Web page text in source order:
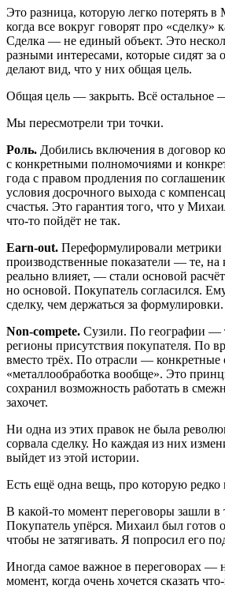
Это разница, которую легко потерять
когда все вокруг говорят про «сделку»
Сделка — не единый объект. Это
разными интересами, которые сидят за
делают вид, что у них общая цель.
Общая цель — закрыть. Всё остальное
Мы пересмотрели три точки.
Роль. Добились включения в договор
с конкретными полномочиями и
года с правом продления по
условия досрочного выхода с
счастья. Это гарантия того, что у
что-то пойдёт не так.
Earn-out. Переформулировали метрики
производственные показатели — те,
реально влияет, — стали основой
но основой. Покупатель согласился.
сделку, чем держаться за формулировки.
Non-compete. Сузили. По географии —
регионы присутствия покупателя. По
вместо трёх. По отрасли — конкретные
«металлообработка вообще». Это
сохранил возможность работать в
захочет.
Ни одна из этих правок не была
сорвала сделку. Но каждая из них
выйдет из этой истории.
Есть ещё одна вещь, про которую редко
В какой-то момент переговоры зашли в
Покупатель упёрся. Михаил был готов
чтобы не затягивать. Я попросил его
Иногда самое важное в переговорах —
момент, когда очень хочется сказать